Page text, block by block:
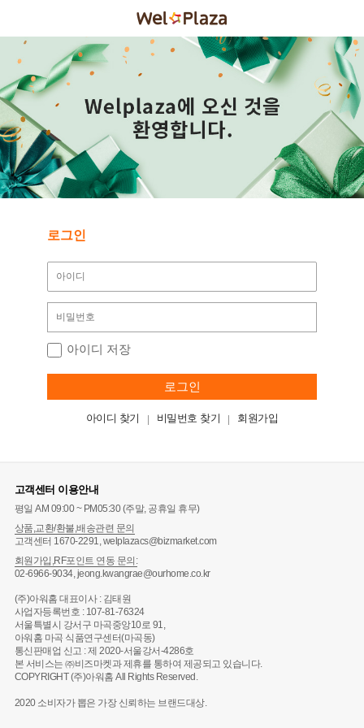
로그인
아이디 저장
로그인
아이디 찾기 비밀번호 찾기 회원가입
고객센터 이용안내
평일 AM 09:00 ~ PM05:30 (주말, 공휴일 휴무)
상품,교환/환불,배송관련 문의
고객센터 1670-2291, welplazacs@bizmarket.com
회원가입,RF포인트 연동 문의:
02-6966-9034, jeong.kwangrae@ourhome.co.kr
(주)아워홈 대표이사 : 김태원
사업자등록번호 : 107-81-76324
서울특별시 강서구 마곡중앙10로 91,
아워홈 마곡 식품연구센터(마곡동)
통신판매업 신고 : 제 2020-서울강서-4286호
본 서비스는 ㈜비즈마켓과 제휴를 통하여 제공되고 있습니다.
COPYRIGHT (주)아워홈 All Rights Reserved.
2020 소비자가 뽑은 가장 신뢰하는 브랜드대상.